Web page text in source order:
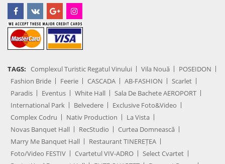
TAGS: Complexul Turistic Regatul Vinului Vila Nouă
POSEIDON
Fashion Bride
Feerie CASCADA AB-FASHION
Scarlet
Paradis
Eventus White Hall
Sala De Bachete AEROPORT
International Park
Belvedere
Exclusive Foto&Video
Complex Codru
Nativ Production
La Vista
Novas Banquet Hall
RecStudio
Curtea Domnească
Marry Me Banquet Hall
Restaurant TINEREȚEA
Foto/Video FESTIV
Cvartetul VIV-ADRO
Select Cvartet